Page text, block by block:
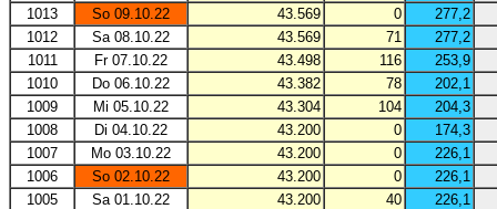
1013
So 09.10.22 43.569 0
277,2
1012
Sa 08.10.22 43.569 71
277,2
1011
Fr 07.10.22 43.498 116
253,9
1010
Do 06.10.22 43.382 78
202,1
1009
Mi 05.10.22 43.304 104
204,3
1008
Di 04.10.22 43.200 0
174,3
1007
Mo 03.10.22 43.200 0
226,1
1006
So 02.10.22 43.200 0
226,1
1005
Sa 01.10.22 43.200 40
226,1